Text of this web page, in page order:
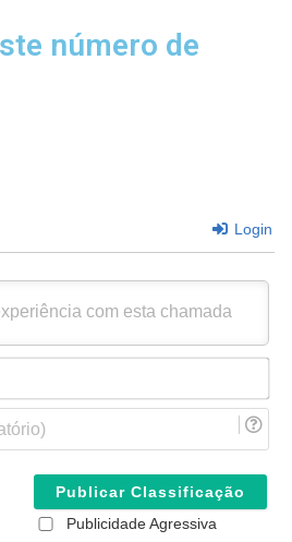
número de
Login
N
m
a
Publicidade Agressiva